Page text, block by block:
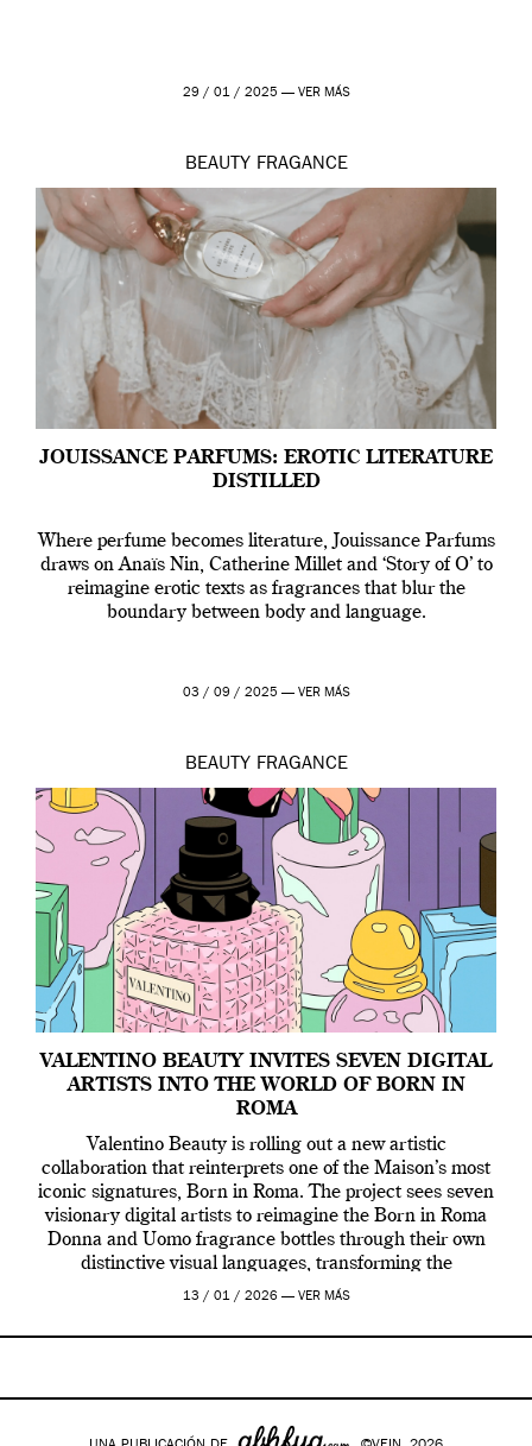
29 / 01 / 2025 — VER MÁS
BEAUTY FRAGANCE
JOUISSANCE PARFUMS: EROTIC LITERATURE
DISTILLED
Where perfume becomes literature, Jouissance Parfums
draws on Anaïs Nin, Catherine Millet and ‘Story of O’ to
reimagine erotic texts as fragrances that blur the
boundary between body and language.
03 / 09 / 2025 — VER MÁS
BEAUTY FRAGANCE
VALENTINO BEAUTY INVITES SEVEN DIGITAL
ARTISTS INTO THE WORLD OF BORN IN
ROMA
Valentino Beauty is rolling out a new artistic
collaboration that reinterprets one of the Maison’s most
iconic signatures, Born in Roma. The project sees seven
visionary digital artists to reimagine the Born in Roma
Donna and Uomo fragrance bottles through their own
distinctive visual languages, transforming the
emblematic design into a contemporary canvas.
13 / 01 / 2026 — VER MÁS